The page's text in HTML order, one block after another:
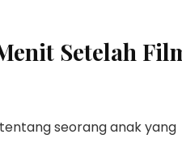
Setelah
seorang anak yang